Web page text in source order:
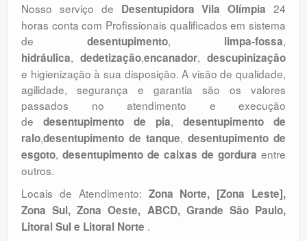
Nosso serviço de Desentupidora Vila Olímpia 24
horas conta com Profissionais qualificados em sistema
de desentupimento, limpa-fossa,
hidráulica, dedetização,encanador, descupinização
e higienização à sua disposição. A visão de qualidade,
agilidade, segurança e garantia são os valores
passados no atendimento e execução
de desentupimento de pia, desentupimento de
ralo,desentupimento de tanque, desentupimento de
esgoto, desentupimento de caixas de gordura entre
outros.
Locais de Atendimento: Zona Norte, [Zona Leste],
Zona Sul, Zona Oeste, ABCD, Grande São Paulo,
Litoral Sul e Litoral Norte .